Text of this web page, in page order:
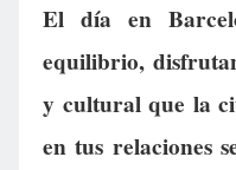
El día en
equilibrio,
y cultural que la
en tus relaciones